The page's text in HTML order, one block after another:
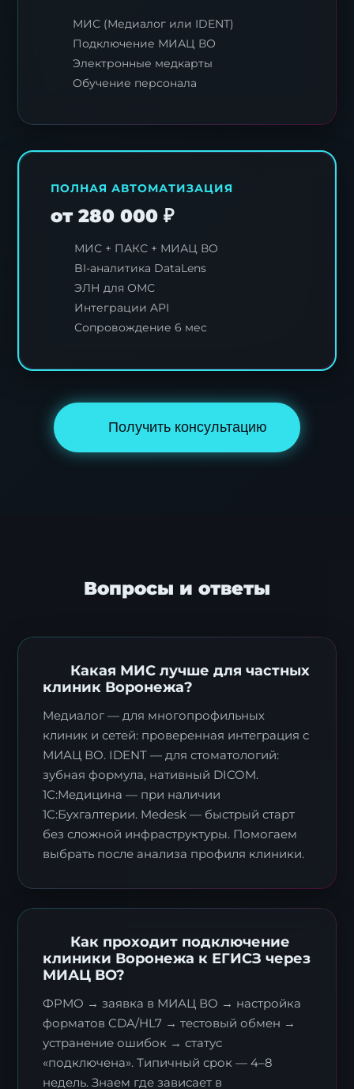
МИС (Медиалог или IDENT)
Подключение МИАЦ ВО
Электронные медкарты
Обучение персонала
ПОЛНАЯ АВТОМАТИЗАЦИЯ
от 280 000 ₽
МИС + ПАКС + МИАЦ ВО
BI-аналитика DataLens
ЭЛН для ОМС
Интеграции API
Сопровождение 6 мес
Получить консультацию
Вопросы и ответы
Какая МИС лучше для частных
клиник Воронежа?
Медиалог — для многопрофильных
клиник и сетей: проверенная интеграция с
МИАЦ ВО. IDENT — для стоматологий:
зубная формула, нативный DICOM.
1С:Медицина — при наличии
1С:Бухгалтерии. Medesk — быстрый старт
без сложной инфраструктуры. Помогаем
выбрать после анализа профиля клиники.
Как проходит подключение
клиники Воронежа к ЕГИСЗ через
МИАЦ ВО?
ФРМО → заявка в МИАЦ ВО → настройка
форматов CDA/HL7 → тестовый обмен →
устранение ошибок → статус
«подключена». Типичный срок — 4–8
недель. Знаем где зависает в
Отправить заявку